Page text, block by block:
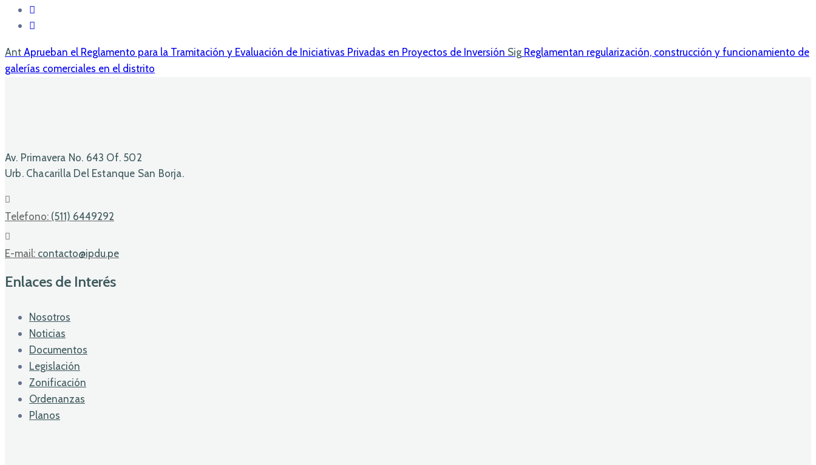
Ant Aprueban el Reglamento para la Tramitación y Evaluación de Iniciativas Privadas en Proyectos de Inversión Sig Reglamentan regularización, construcción y funcionamiento de
galerías comerciales en el distrito
Av. Primavera No. 643 Of. 502
Urb. Chacarilla Del Estanque San Borja.
Telefono: (511) 6449292
E-mail: contacto@ipdu.pe
Enlaces de Interés
Nosotros
Noticias
Documentos
Legislación
Zonificación
Ordenanzas
Planos